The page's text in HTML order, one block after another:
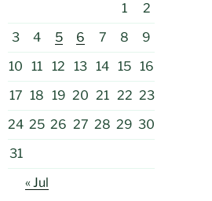
1
2
3
4 5 6 7 8
9
10
11 12 13 14 15 16
17 18 19 20 21 22 23
24 25 26 27 28 29 30
31
« Jul